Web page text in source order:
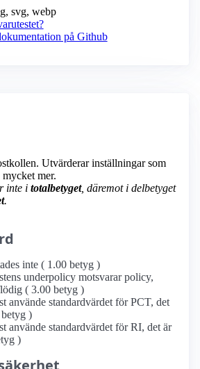
svg, webp
på Github
Utvärderar inställningar som
mer.
inte i totalbetyget, däremot i delbetyget
.
inte ( 1.00 betyg )
underpolicy motsvarar policy,
( 3.00 betyg )
standardvärdet för PCT, det
)
standardvärdet för RI, det är
)